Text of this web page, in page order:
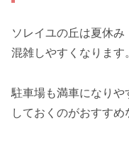
ソレイユの丘は夏休
混雑しやすくなります
駐車場も満車になりや
しておくのがおすすめ